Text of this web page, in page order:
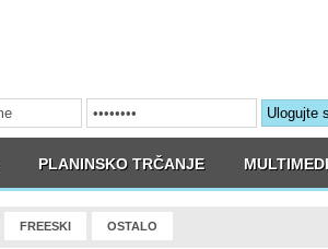
Ulogujte
PLANINSKO TRČANJE
FREESKI OSTALO